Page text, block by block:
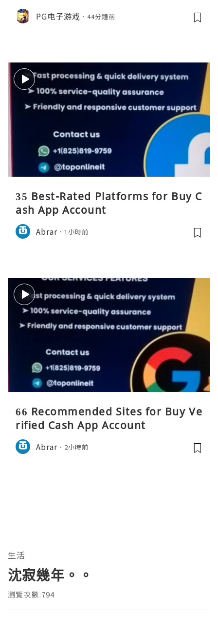
PG电子游戏 44分鐘前
35 Best-Rated Platforms for Buy C
ash App Account
Abrar 1小時前
66 Recommended Sites for Buy Ve
rified Cash App Account
Abrar 2小時前
生活
沈寂幾年。。
瀏覽次數:794